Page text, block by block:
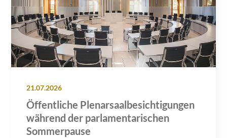
21.07.2026
Öffentliche Plenarsaalbesichtigungen
während der parlamentarischen
Sommerpause